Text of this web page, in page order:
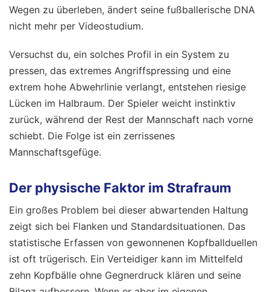
Wegen zu überleben, ändert seine fußballerische DNA
nicht mehr per Videostudium.
Versuchst du, ein solches Profil in ein System zu
pressen, das extremes Angriffspressing und eine
extrem hohe Abwehrlinie verlangt, entstehen riesige
Lücken im Halbraum. Der Spieler weicht instinktiv
zurück, während der Rest der Mannschaft nach vorne
schiebt. Die Folge ist ein zerrissenes
Mannschaftsgefüge.
Der physische Faktor im Strafraum
Ein großes Problem bei dieser abwartenden Haltung
zeigt sich bei Flanken und Standardsituationen. Das
statistische Erfassen von gewonnenen Kopfballduellen
ist oft trügerisch. Ein Verteidiger kann im Mittelfeld
zehn Kopfbälle ohne Gegnerdruck klären und seine